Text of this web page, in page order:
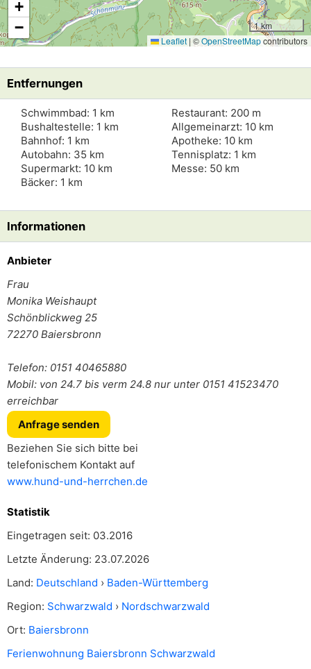
+
−
1 km
Leaflet | ©OpenStreetMapcontributors
Entfernungen
Schwimmbad: 1 km
Bushaltestelle: 1 km
Bahnhof: 1 km
Autobahn: 35 km
Supermarkt: 10 km
Bäcker: 1 km
Restaurant: 200 m
Allgemeinarzt: 10 km
Apotheke: 10 km
Tennisplatz: 1 km
Messe: 50 km
Informationen
Anbieter
Frau
Monika Weishaupt
Schönblickweg 25
72270 Baiersbronn
Telefon: 0151 40465880
Mobil: von 24.7 bis verm 24.8 nur unter 0151 41523470
erreichbar
Anfrage senden
Beziehen Sie sich bitte bei
telefonischem Kontakt auf
www.hund-und-herrchen.de
Statistik
Eingetragen seit: 03.2016
Letzte Änderung: 23.07.2026
Land: Deutschland › Baden-Württemberg
Region: Schwarzwald › Nordschwarzwald
Ort: Baiersbronn
Ferienwohnung Baiersbronn Schwarzwald